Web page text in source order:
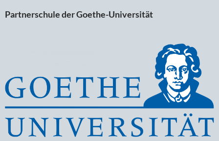
Partnerschule der Goethe-Universität